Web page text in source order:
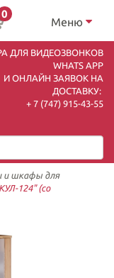
0
Меню
ДЛЯ ВИДЕОЗВОНКОВ
WHATS APP
И ОНЛАЙН ЗАЯВОК НА
ДОСТАВКУ:
+ 7 (747) 915-43-55
и шкафы для
124" (со